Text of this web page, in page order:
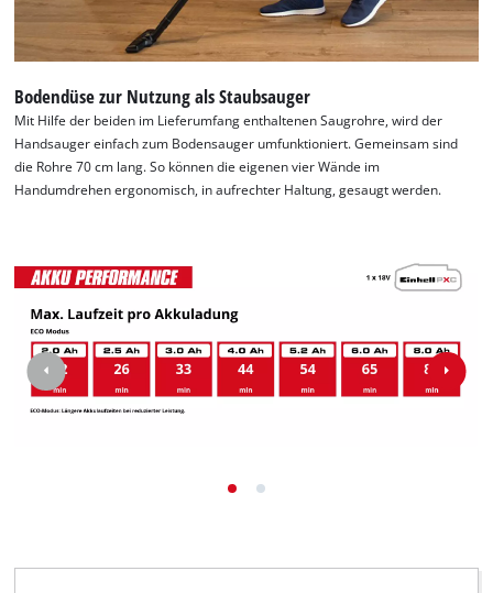
Bodendüse zur Nutzung als Staubsauger
Mit Hilfe der beiden im Lieferumfang enthaltenen Saugrohre, wird der
Handsauger einfach zum Bodensauger umfunktioniert. Gemeinsam sind
die Rohre 70 cm lang. So können die eigenen vier Wände im
Handumdrehen ergonomisch, in aufrechter Haltung, gesaugt werden.